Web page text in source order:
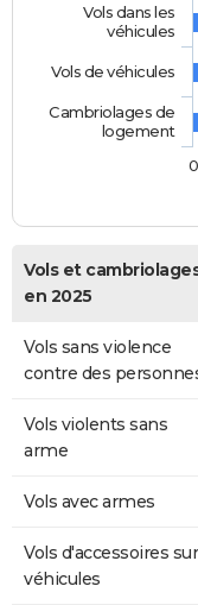
Vols dans les
véhicules
Vols de véhicules
Cambriolages de
logement
0
Vols et
en 2025
Vols sans violence
contre des
Vols violents sans
arme
Vols avec armes
Vols d'accessoires sur
véhicules